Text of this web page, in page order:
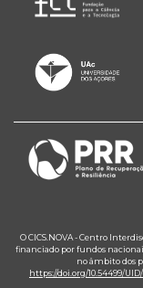
O CICS.NOVA - Centro
financiado por fundos nacionais
no âmbito dos
https://doi.org/10.54499/